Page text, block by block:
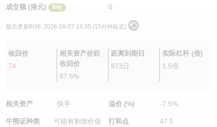
成交额 (港元) 即时 0
最后更新时间: 2026-08-07 16:35 (15分钟延迟)
收回价
74
相关资产价距
收回价
67.5%
距离到期日
873日
实际杠杆 (倍)
1.5倍
相关资产 快手
牛熊证种类
可能有剩馀价值
溢价 (%) -7.5%
打和点 47.5
认股证文件及公告
牛熊证分析仪
牛熊证文件及公告
AH 股价对照